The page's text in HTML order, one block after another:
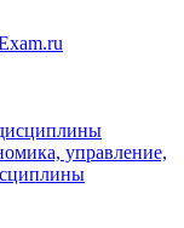
управление,